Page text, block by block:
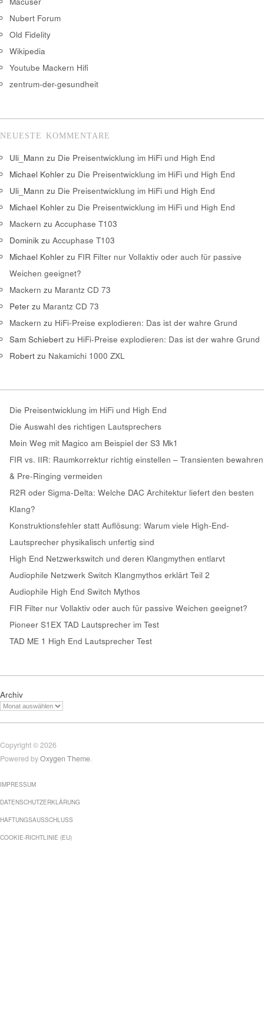
Nubert Forum
Old Fidelity
Wikipedia
Youtube Mackern Hifi
zentrum-der-gesundheit
NEUESTE KOMMENTARE
Uli_Mann zu Die Preisentwicklung im HiFi und High End
Michael Kohler zu Die Preisentwicklung im HiFi und High End
Uli_Mann zu Die Preisentwicklung im HiFi und High End
Michael Kohler zu Die Preisentwicklung im HiFi und High End
Mackern zu Accuphase T103
Dominik zu Accuphase T103
Michael Kohler zu FIR Filter nur Vollaktiv oder auch für passive
Weichen geeignet?
Mackern zu Marantz CD 73
Peter zu Marantz CD 73
Mackern zu HiFi-Preise explodieren: Das ist der wahre Grund
Sam Schiebert zu HiFi-Preise explodieren: Das ist der wahre Grund
Robert zu Nakamichi 1000 ZXL
Die Preisentwicklung im HiFi und High End
Die Auswahl des richtigen Lautsprechers
Mein Weg mit Magico am Beispiel der S3 Mk1
FIR vs. IIR: Raumkorrektur richtig einstellen – Transienten bewahren
& Pre-Ringing vermeiden
R2R oder Sigma-Delta: Welche DAC Architektur liefert den besten
Klang?
Konstruktionsfehler statt Auflösung: Warum viele High-End-
Lautsprecher physikalisch unfertig sind
High End Netzwerkswitch und deren Klangmythen entlarvt
Audiophile Netzwerk Switch Klangmythos erklärt Teil 2
Audiophile High End Switch Mythos
FIR Filter nur Vollaktiv oder auch für passive Weichen geeignet?
Pioneer S1EX TAD Lautsprecher im Test
TAD ME 1 High End Lautsprecher Test
Archiv
Copyright © 2026
Powered byOxygen Theme.
IMPRESSUM
DATENSCHUTZERKLÄRUNG
HAFTUNGSAUSSCHLUSS
COOKIE-RICHTLINIE (EU)